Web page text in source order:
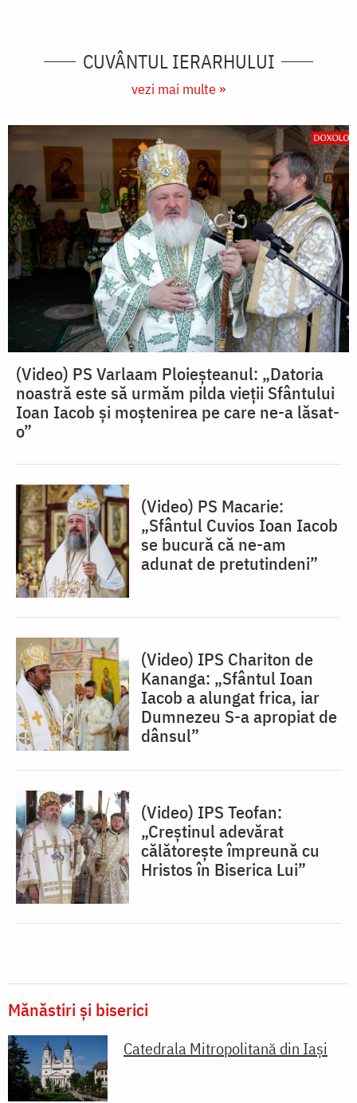
CUVÂNTUL IERARHULUI
vezi mai multe »
(Video) PS Varlaam Ploieșteanul: „Datoria
noastră este să urmăm pilda vieții Sfântului
Ioan Iacob și moștenirea pe care ne-a lăsat-
o”
(Video) PS Macarie:
„Sfântul Cuvios Ioan Iacob
se bucură că ne-am
adunat de pretutindeni”
(Video) IPS Chariton de
Kananga: „Sfântul Ioan
Iacob a alungat frica, iar
Dumnezeu S-a apropiat de
dânsul”
(Video) IPS Teofan:
„Creștinul adevărat
călătorește împreună cu
Hristos în Biserica Lui”
Mănăstiri și biserici
Catedrala Mitropolitană din Iaşi